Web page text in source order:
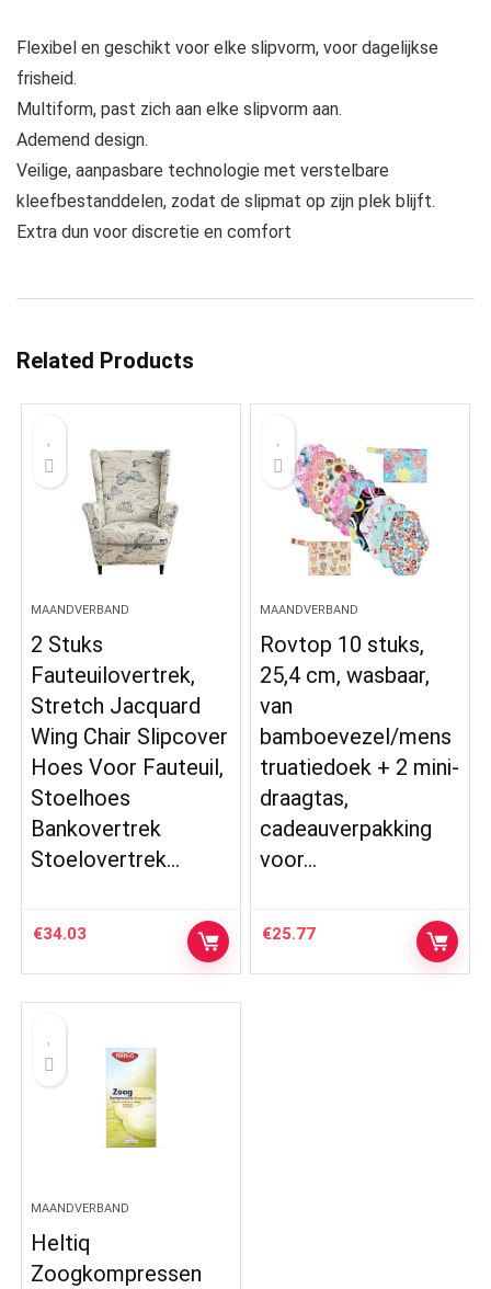
Flexibel en geschikt voor elke slipvorm, voor dagelijkse
frisheid.
Multiform, past zich aan elke slipvorm aan.
Ademend design.
Veilige, aanpasbare technologie met verstelbare
kleefbestanddelen, zodat de slipmat op zijn plek blijft.
Extra dun voor discretie en comfort
Related Products
MAANDVERBAND
2 Stuks
Fauteuilovertrek,
Stretch Jacquard
Wing Chair Slipcover
Hoes Voor Fauteuil,
Stoelhoes
Bankovertrek
Stoelovertrek…
€34.03
MAANDVERBAND
Rovtop 10 stuks,
25,4 cm, wasbaar,
van
bamboevezel/mens
truatiedoek + 2 mini-
draagtas,
cadeauverpakking
voor…
€25.77
MAANDVERBAND
Heltiq
Zoogkompressen